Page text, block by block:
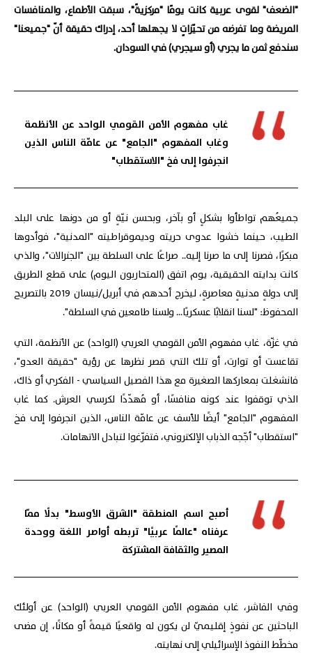
"الضعف" لقوى عربية كانت يومًا "مركزيةً"، سبقت الأطماع، والمنافسات
المريضة وما تفرضه من تحيّزاتٍ لا يجهلها أحد، إدراك حقيقة أنّ "جميعنا"
سندفع ثمن ما يجري (أو سيجري) في السودان.
غاب مفهوم الأمن القومي الواحد عن الأنظمة
وغاب المفهوم "الجامع" عن عامّة الناس الذين
انجرفوا إلى فخ "الاستقطاب"
جميعُهم تواطأوا بشكلٍ أو بآخر، وبحسن نيّةٍ أو من دونها على البلد
الطيب، حينما خشوا عدوى حريته وديموقراطيته "المدنية"، فوأدوها
مبكرًا، فصرنا إلى ما صرنا إليه.. صراعًا على السلطة بين "الجنرالات"، والذي
كانت بدايته الحقيقية، يوم اتفق (المتحاربون اليوم) على قطع الطريق
إلى دولةٍ مدنيةٍ معاصرةٍ، ليخرج أحدهم في أبريل/نيسان 2019 بالتصريح
المحفوظ: "لسنا انقلابًا عسكريًا... ولسنا طامعين في السلطة".
في غزّة، غاب مفهوم الأمن القومي العربي (الواحد) عن الأنظمة، التي
تقاعست أو توارت، أو تلك التي قصر نظرها عن رؤية "حقيقة العدو"،
فانشغلت بمعاركها الصغيرة مع هذا الفصيل السياسي - الفكري أو ذاك،
الذي توقفوا عند كونه منافسًا، أو مُهدّدًا لكرسي العرش. كما غاب
المفهوم "الجامع" أيضًا للأسف عن عامّة الناس، الذين انجرفوا إلى فخ
"استقطاب" أجّجه الذباب الإلكتروني، فتفرّغوا لتبادل الاتهامات.
أصبح اسم المنطقة "الشرق الأوسط" بدلًا ممّا
عرفناه "عالمًا عربيًا" تربطه أواصر اللغة ووحدة
المصير والثقافة المشتركة
وفي الفاشر، غاب مفهوم الأمن القومي العربي (الواحد) عن أولئك
الباحثين عن نفوذٍ إقليميّ لن يكون له واقعيًا قيمةً أو مكانًا، إن مضى
مخطّط النفوذ الإسرائيلي إلى نهايته.